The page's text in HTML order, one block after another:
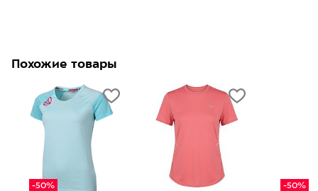
Похожие товары
-50% -50%